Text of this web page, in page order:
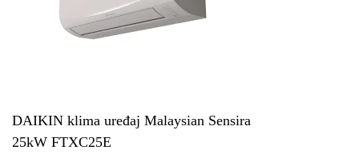
DAIKIN klima uređaj Malaysian Sensira
25kW FTXC25E